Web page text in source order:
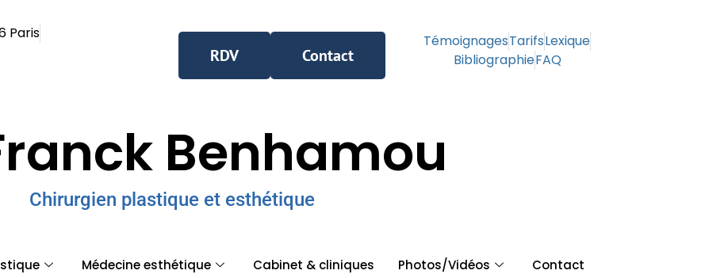
Paris
RDV Contact
TémoignagesTarifsLexique
BibliographieFAQ
Benhamou
Chirurgien plastique et esthétique
Médecine esthétique Cabinet & cliniques Photos/Vidéos Contact